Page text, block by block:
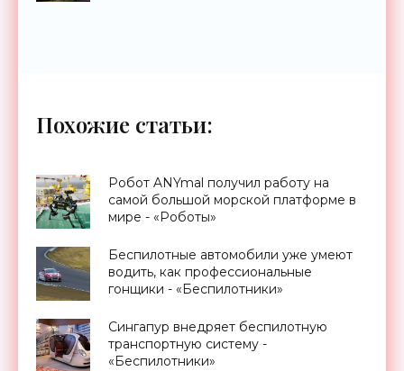
Похожие статьи:
Робот ANYmal получил работу на
самой большой морской платформе в
мире - «Роботы»
Беспилотные автомобили уже умеют
водить, как профессиональные
гонщики - «Беспилотники»
Сингапур внедряет беспилотную
транспортную систему -
«Беспилотники»